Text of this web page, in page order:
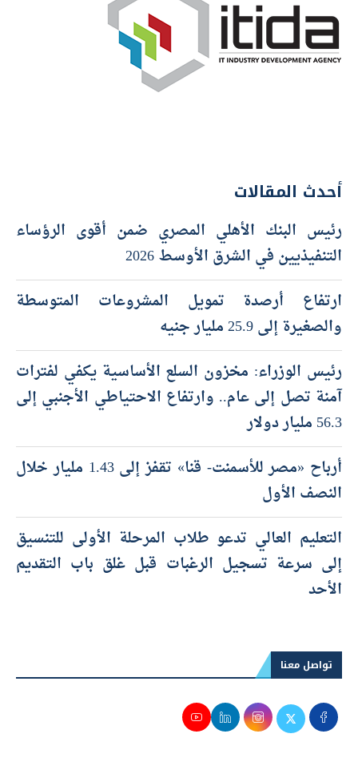
أحدث المقالات
رئيس البنك الأهلي المصري ضمن أقوى الرؤساء
التنفيذيين في الشرق الأوسط 2026
ارتفاع أرصدة تمويل المشروعات المتوسطة
والصغيرة إلى 25.9 مليار جنيه
رئيس الوزراء: مخزون السلع الأساسية يكفي لفترات
آمنة تصل إلى عام.. وارتفاع الاحتياطي الأجنبي إلى
56.3 مليار دولار
أرباح «مصر للأسمنت- قنا» تقفز إلى 1.43 مليار خلال
النصف الأول
التعليم العالي تدعو طلاب المرحلة الأولى للتنسيق
إلى سرعة تسجيل الرغبات قبل غلق باب التقديم
الأحد
تواصل معنا